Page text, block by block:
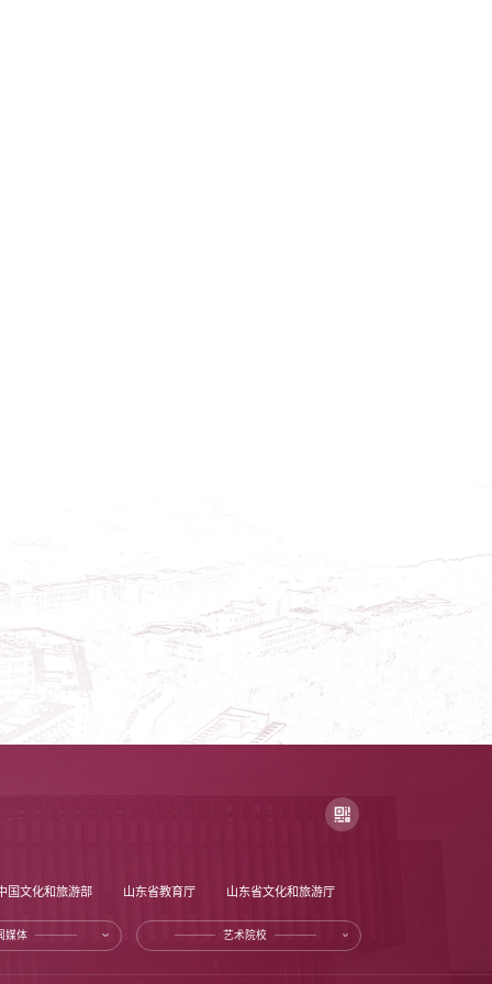
国文化和旅游部 山东省教育厅 山东省文化和旅游厅
媒体 艺术院校